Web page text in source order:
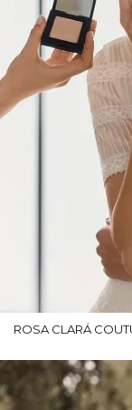
ROSA CLARÁ